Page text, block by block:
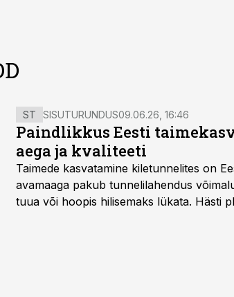
ST SISUTURUNDUS09.06.26, 16:46
Paindlikkus Eesti
aega ja kvaliteeti
Taimede kasvatamine kiletunnelites on
avamaaga pakub tunnelilahendus
tuua või hoopis hilisemaks lükata. Hästi